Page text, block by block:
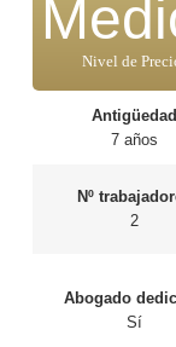
Nivel de
Antigüedad
7 años
Nº
2
Abogado
Sí